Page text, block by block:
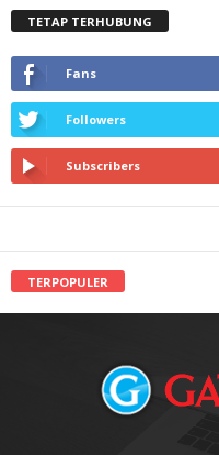
TETAP TERHUBUNG
Fans
Followers
Subscribers
TERPOPULER